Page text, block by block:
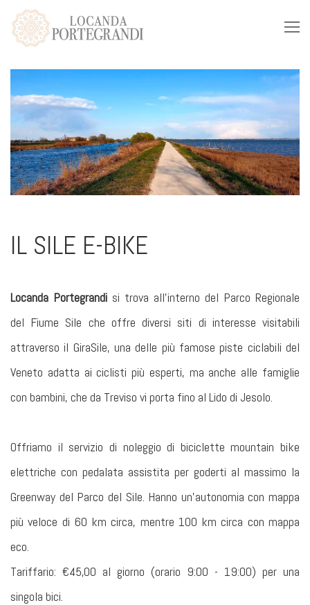
IL SILE E-BIKE
Locanda Portegrandi si trova all’interno del Parco Regionale
del Fiume Sile che offre diversi siti di interesse visitabili
attraverso il GiraSile, una delle più famose piste ciclabili del
Veneto adatta ai ciclisti più esperti, ma anche alle famiglie
con bambini, che da Treviso vi porta fino al Lido di Jesolo.
Offriamo il servizio di noleggio di biciclette mountain bike
elettriche con pedalata assistita per goderti al massimo la
Greenway del Parco del Sile. Hanno un’autonomia con mappa
più veloce di 60 km circa, mentre 100 km circa con mappa
eco.
Tariffario: €45,00 al giorno (orario 9:00 - 19:00) per una
singola bici.